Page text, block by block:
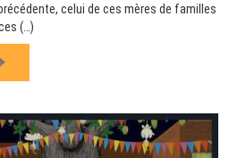
celui de ces mères de familles
(…)